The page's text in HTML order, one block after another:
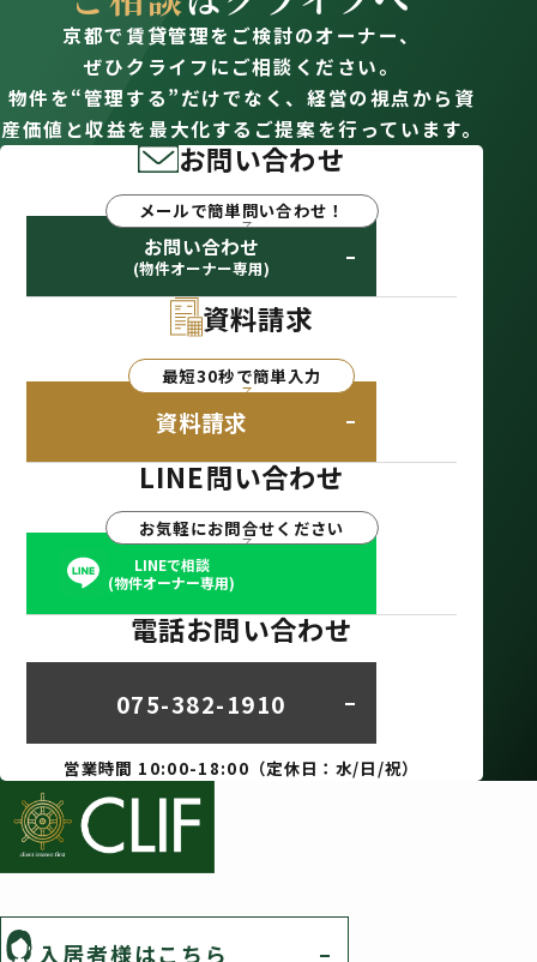
京都で賃貸管理をご検討のオーナー、
ぜひクライフにご相談ください。
物件を“管理する”だけでなく、経営の視点から資
産価値と収益を最大化するご提案を行っています。
お問い合わせ
メールで簡単問い合わせ！
お問い合わせ
(物件オーナー専用)
資料請求
最短30秒で簡単入力
資料請求
LINE問い合わせ
お気軽にお問合せください
LINEで相談
(物件オーナー専用)
電話お問い合わせ
075-382-1910
営業時間 10:00-18:00（定休日：水/日/祝）
入居者様はこちら